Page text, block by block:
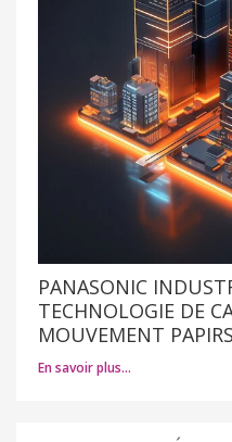
PANASONIC
TECHNOLOGIE DE
MOUVEMENT
En savoir plus…